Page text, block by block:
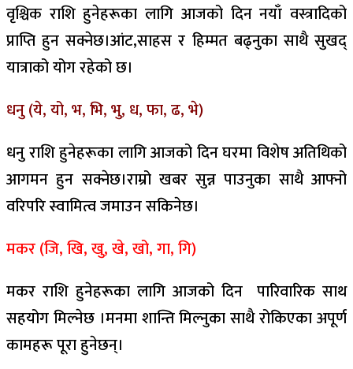
वृश्चिक राशि हुनेहरूका लागि आजको दिन नयाँ वस्त्रादिको
प्राप्ति हुन सक्नेछ।आंट,साहस र हिम्मत बढ्नुका साथै सुखद्
यात्राको योग रहेको छ।
धनु (ये, यो, भ, भि, भु, ध, फा, ढ, भे)
धनु राशि हुनेहरूका लागि आजको दिन घरमा विशेष अतिथिको
आगमन हुन सक्नेछ।राम्रो खबर सुन्न पाउनुका साथै आफ्नो
वरिपरि स्वामित्व जमाउन सकिनेछ।
मकर (जि, खि, खु, खे, खो, गा, गि)
मकर राशि हुनेहरूका लागि आजको दिन पारिवारिक साथ
सहयोग मिल्नेछ ।मनमा शान्ति मिल्नुका साथै रोकिएका अपूर्ण
कामहरू पूरा हुनेछन्।